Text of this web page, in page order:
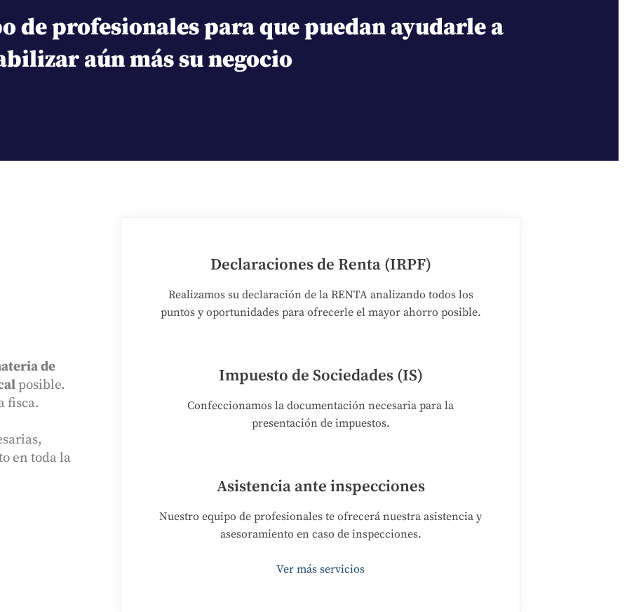
de profesionales para que puedan ayudarle a
aún más su negocio
de
posible.
fisca.
en toda la
Declaraciones de Renta (IRPF)
Realizamos su declaración de la RENTA analizando todos los
puntos y oportunidades para ofrecerle el mayor ahorro posible.
Impuesto de Sociedades (IS)
Confeccionamos la documentación necesaria para la
presentación de impuestos.
Asistencia ante inspecciones
Nuestro equipo de profesionales te ofrecerá nuestra asistencia y
asesoramiento en caso de inspecciones.
Ver más servicios